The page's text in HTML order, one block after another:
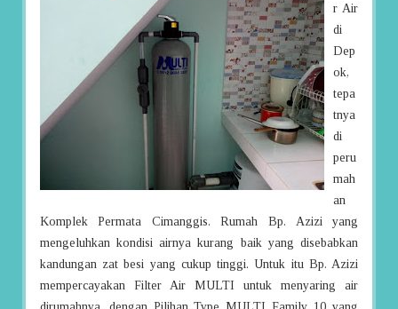
r Air
di
Dep
ok,
tepa
tnya
di
peru
mah
an
Komplek Permata Cimanggis. Rumah Bp. Azizi yang
mengeluhkan kondisi airnya kurang baik yang disebabkan
kandungan zat besi yang cukup tinggi. Untuk itu Bp. Azizi
mempercayakan Filter Air MULTI untuk menyaring air